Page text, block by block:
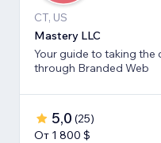
CT, US
Mastery LLC
Your guide to taking
through Branded Web
5,0 (25)
От 1 800 $